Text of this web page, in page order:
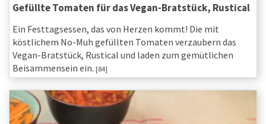
Gefüllte Tomaten für das Vegan-Bratstück, Rustical
Ein Festtagsessen, das von Herzen kommt! Die mit
köstlichem ­No-Muh gefüllten Tomaten verzaubern das
Vegan-Bratstück, Rustical und laden zum gemütlichen
Beisammensein ein. [84]